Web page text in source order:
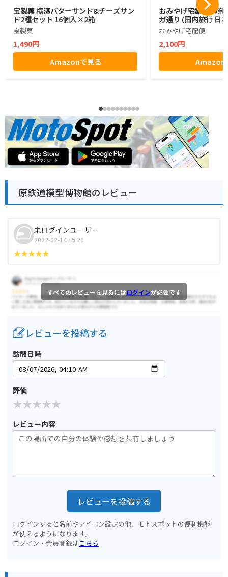
宝製菓 横濱バターサンド&チーズサン
ド2種セット 16個入×2箱
宝製菓
1,490円
Amazonで見る
おみやげ宅配便 神奈
ガ通り (国内旅行 日
おみやげ宅配便
2,100円
Amazon
原鉄道模型博物館のレビュー
未ログインユーザー
2022-02-14 15:29
すべてのレビューを見るにはログインが必要です
レビューを投稿する
訪問日時
評価
レビュー内容
レビューを投稿する
ログインすると名前やアイコン設定の他、モトスポットの便利機能
が使えるようになります。
ログイン・会員登録はこちら